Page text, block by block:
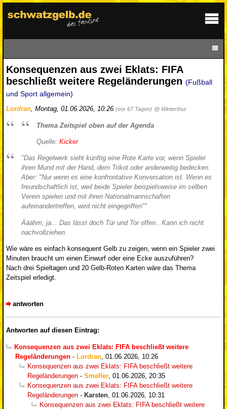
Konsequenzen aus zwei Eklats: FIFA
beschließt weitere Regeländerungen (Fußball
und Sport allgemein)
Lordran, Montag, 01.06.2026, 10:26 (vor 67 Tagen) @ Winterthur
Thema Zeitspiel oben auf der Agenda
Quelle: Kicker
"Das Regelwerk sieht künftig eine Rote Karte vor, wenn Spieler
ihren Mund mit der Hand, dem Trikot oder anderweitig bedecken.
Aber: "Nur wenn es eine konfrontative Konversation ist. Wenn es
freundschaftlich ist, weil beide Spieler beispielsweise im selben
Verein spielen und mit ihren Nationalmannschaften
aufeinandertreffen, wird nicht eingegriffen""
Ääähm, ja... Das lässt doch Tür und Tor offen.. Kann ich nicht
nachvollziehen.
Wie wäre es einfach konsequent Gelb zu zeigen, wenn ein Spieler zwei
Minuten braucht um einen Einwurf oder eine Ecke auszuführen?
Nach drei Spieltagen und 20 Gelb-Roten Karten wäre das Thema
Zeitspiel erledigt.
antworten
Antworten auf diesen Eintrag:
Konsequenzen aus zwei Eklats: FIFA beschließt weitere
Regeländerungen - Lordran 01.06.2026, 10:26
Konsequenzen aus zwei Eklats: FIFA beschließt weitere
Regeländerungen - Smeller 01.06.2026, 20:35
Konsequenzen aus zwei Eklats: FIFA beschließt weitere
Regeländerungen - Karsten 01.06.2026, 10:31
Konsequenzen aus zwei Eklats: FIFA beschließt weitere